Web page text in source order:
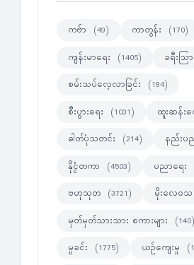
ကဗ်ာ (49) ကာတွန်း (170)
ကျန်းမာရေး (1405) ခရီးသြာ
စမ်းသပ်လေ့လာခြင်း (194)
စီးပွားရေး (1031) ထူးဆန်း
ဓါတ်ပုံသတင်း (214) နည်းပ
နိုင္ငံတကာ (4503) ပညာရေး
ဗဟုသုတ (3721) မိုးလေဝသ
မှတ်မှတ်သားသား စကားများ (140)
မှုခင်း (1775) ယဉ်ကျေးမှု